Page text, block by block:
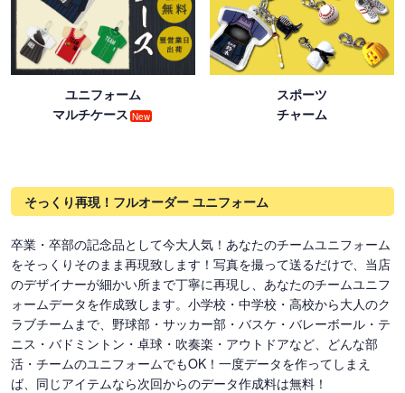
ユニフォーム
マルチケース New
スポーツ
チャーム
そっくり再現！フルオーダー ユニフォーム
卒業・卒部の記念品として今大人気！あなたのチームユニフォーム
をそっくりそのまま再現致します！写真を撮って送るだけで、当店
のデザイナーが細かい所まで丁寧に再現し、あなたのチームユニフ
ォームデータを作成致します。小学校・中学校・高校から大人のク
ラブチームまで、野球部・サッカー部・バスケ・バレーボール・テ
ニス・バドミントン・卓球・吹奏楽・アウトドアなど、どんな部
活・チームのユニフォームでもOK！一度データを作ってしまえ
ば、同じアイテムなら次回からのデータ作成料は無料！